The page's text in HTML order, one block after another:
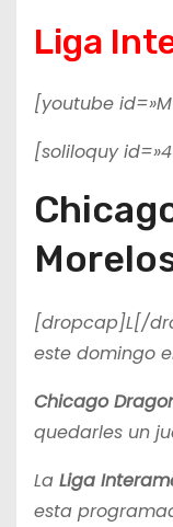
Liga
[youtube
[soliloquy
[dropcap]L[/
este domingo
Chicago
quedarles un
La Liga
esta